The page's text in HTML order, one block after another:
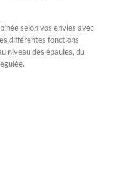
selon vos envies avec
différentes fonctions
niveau des épaules, du